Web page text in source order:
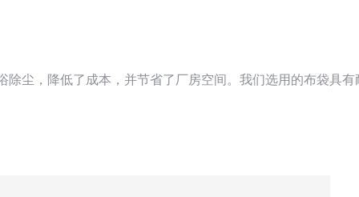
尘，降低了成本，并节省了厂房空间。我们选用的布袋具有